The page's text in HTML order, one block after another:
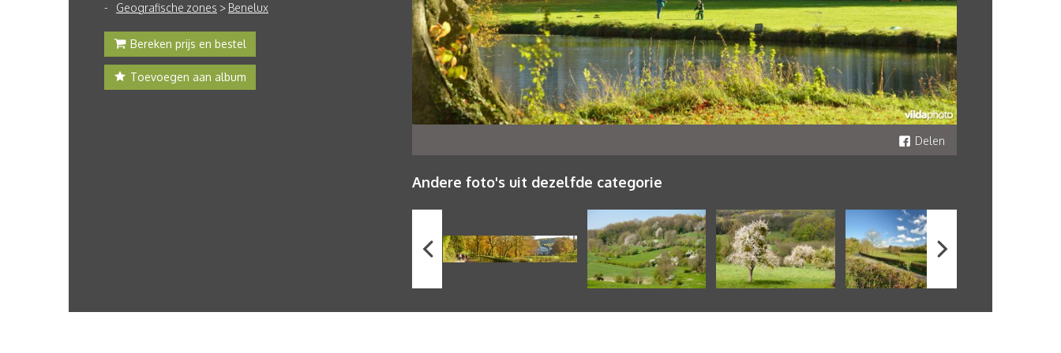
Geografische zones > Benelux
Bereken prijs en bestel
Toevoegen aan album
Delen
Andere foto's uit dezelfde categorie